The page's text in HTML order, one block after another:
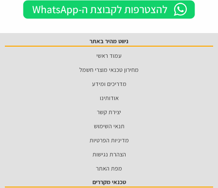
ניווט מהיר באתר
עמוד ראשי
מחירון טכנאי מוצרי חשמל
מדריכים ומידע
אודותינו
יצירת קשר
תנאי השימוש
מדיניות הפרטיות
הצהרת נגישות
מפת האתר
טכנאי מקררים